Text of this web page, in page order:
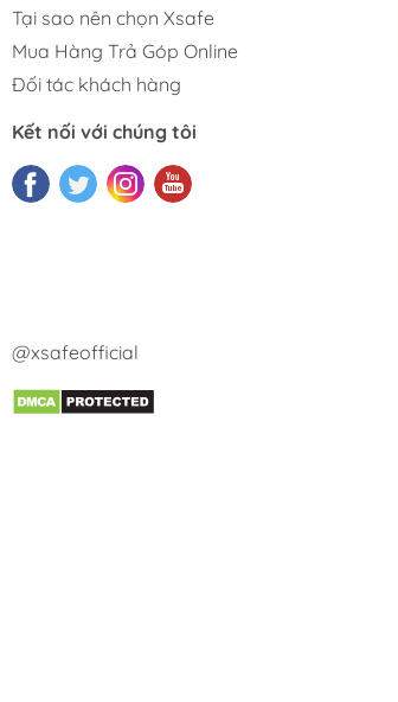
Tại sao nên chọn Xsafe
Mua Hàng Trả Góp Online
Đối tác khách hàng
Kết nối với chúng tôi
@xsafeofficial